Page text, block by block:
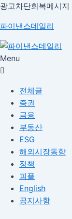
광고차단회복메시지
파이낸스데일리
Menu
전체글
증권
금융
부동산
ESG
해외시장동향
정책
피플
English
공지사항